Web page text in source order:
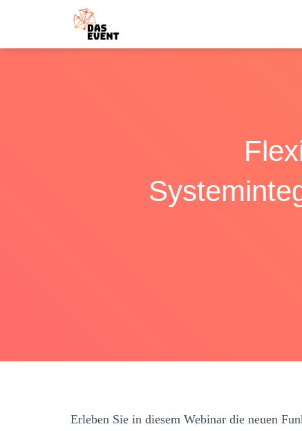
Erleben Sie in diesem Webinar die neuen